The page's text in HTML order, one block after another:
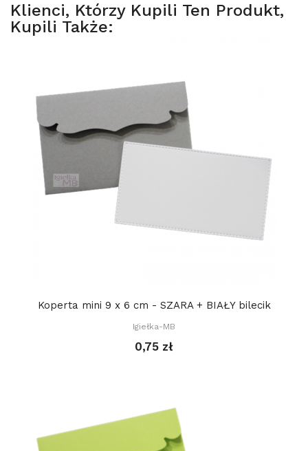
Klienci, Którzy Kupili Ten Produkt,
Kupili Także:
Koperta mini 9 x 6 cm - SZARA + BIAŁY bilecik
Igiełka-MB
0,75 zł